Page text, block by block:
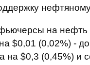
на нефть
$0,01 (0,02%) -
на $0,3 (0,45%) и